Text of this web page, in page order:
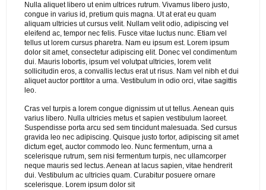
Nulla aliquet libero ut enim ultrices rutrum. Vivamus libero justo,
congue in varius id, pretium quis magna. Ut at erat eu quam
aliquam ultricies ut cursus velit. Nullam velit odio, adipiscing vel
eleifend ac, tempor nec felis. Fusce vitae luctus nunc. Etiam vel
tellus ut lorem cursus pharetra. Nam eu ipsum est. Lorem ipsum
dolor sit amet, consectetur adipiscing elit. Donec vel condimentum
dui. Mauris lobortis, ipsum vel volutpat ultricies, lorem velit
sollicitudin eros, a convallis lectus erat ut risus. Nam vel nibh et dui
aliquet auctor porttitor a urna. Vestibulum in odio orci, vitae sagittis
leo.
Cras vel turpis a lorem congue dignissim ut ut tellus. Aenean quis
varius libero. Nulla ultricies metus et sapien vestibulum laoreet.
Suspendisse porta arcu sed sem tincidunt malesuada. Sed cursus
gravida leo nec adipiscing. Quisque justo tortor, adipiscing sit amet
dictum eget, auctor commodo leo. Nunc fermentum, urna a
scelerisque rutrum, sem nisi fermentum turpis, nec ullamcorper
neque mauris sed lectus. Aenean at lacus sapien, vitae hendrerit
dui. Vestibulum ac ultricies quam. Curabitur posuere ornare
scelerisque. Lorem ipsum dolor sit